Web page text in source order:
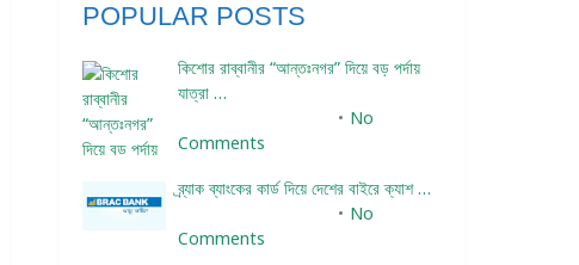
POPULAR POSTS
কিশোর রাব্বানীর “আন্তঃনগর” দিয়ে বড় পর্দায়
যাত্রা …
No
Comments
ব্র্যাক ব্যাংকের কার্ড দিয়ে দেশের বাইরে ক্যাশ …
No
Comments